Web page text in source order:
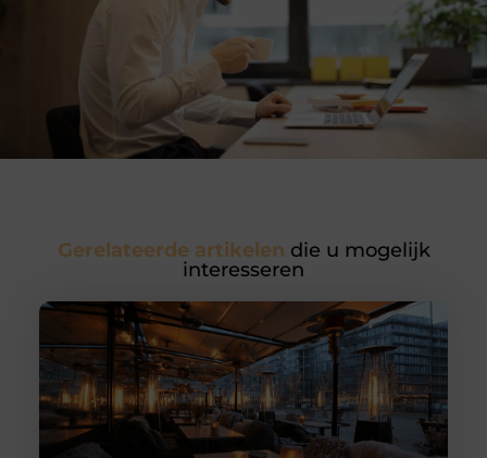
Gerelateerde artikelen die u mogelijk
interesseren